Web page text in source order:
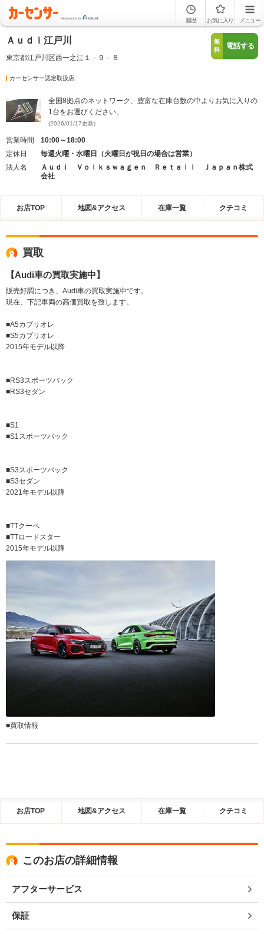
履歴 お気に入り メニュー
Ａｕｄｉ江戸川
東京都江戸川区西一之江１－９－８
無
料
電話する
カーセンサー認定取扱店
全国8拠点のネットワーク、豊富な在庫台数の中よりお気に入りの
1台をお選びください。
(2026/01/17更新)
営業時間
10:00～18:00
定休日
毎週火曜・水曜日（火曜日が祝日の場合は営業）
法人名
Ａｕｄｉ Ｖｏｌｋｓｗａｇｅｎ Ｒｅｔａｉｌ Ｊａｐａｎ株式
会社
お店TOP 地図&アクセス 在庫一覧 クチコミ
買取
【Audi車の買取実施中】
販売好調につき、Audi車の買取実施中です。
現在、下記車両の高価買取を致します。
■A5カブリオレ
■S5カブリオレ
2015年モデル以降
■RS3スポーツバック
■RS3セダン
■S1
■S1スポーツバック
■S3スポーツバック
■S3セダン
2021年モデル以降
■TTクーペ
■TTロードスター
2015年モデル以降
■買取情報
お店TOP 地図&アクセス 在庫一覧 クチコミ
このお店の詳細情報
アフターサービス
保証